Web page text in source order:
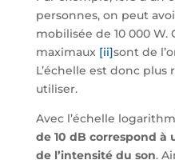
personnes, on peut
mobilisée de 10 000 W.
maximaux [ii]sont de
L’échelle est donc plus
utiliser.
Avec l’échelle
de 10 dB correspond
de l’intensité du son.